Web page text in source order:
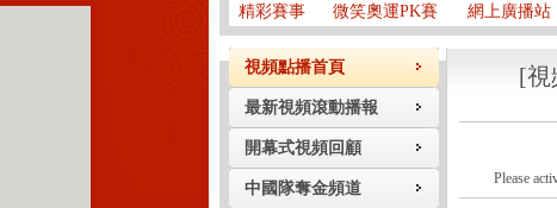
精彩賽事 微笑奧運PK賽 網上廣播站
視頻點播首頁
最新視頻滾動播報
開幕式視頻回顧
中國隊奪金頻道
[視
Please